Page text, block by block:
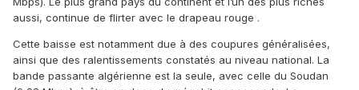
aussi, continue de flirter avec le drapeau rouge .
Cette baisse est notamment due à des coupures généralisées,
ainsi que des ralentissements constatés au niveau national. La
bande passante algérienne est la seule, avec celle du Soudan